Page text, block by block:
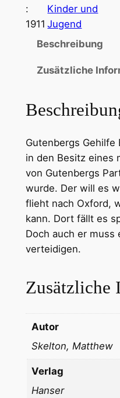
:
1911
Kinder und
Jugend
Beschreibung
Zusätzliche
Gutenbergs Gehilfe
in den Besitz eines
von Gutenbergs
wurde. Der will es
flieht nach Oxford,
kann. Dort fällt es
Doch auch er muss
verteidigen.
Zusätzliche
Autor
Skelton, Matthew
Verlag
Hanser